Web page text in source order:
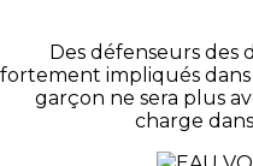
Des défenseurs des
fortement impliqués dans
garçon ne sera plus
charge